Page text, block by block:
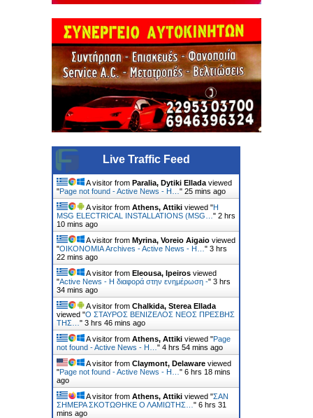
Live Traffic Feed
A visitor from Paralia, Dytiki Ellada viewed
"Page not found - Active News - Η… " 26 mins ago
A visitor from Athens, Attiki viewed "Η
MSG ELECTRICAL INSTALLATIONS (MSG… " 2 hrs
10 mins ago
A visitor from Myrina, Voreio Aigaio viewed
"ΟΙΚΟΝΟΜΙΑ Archives - Active News - Η… " 3 hrs
22 mins ago
A visitor from Eleousa, Ipeiros viewed
"Active News - Η διαφορά στην ενημέρωση -" 3 hrs
34 mins ago
A visitor from Chalkida, Sterea Ellada
viewed "Ο ΣΤΑΥΡΟΣ ΒΕΝΙΖΕΛΟΣ ΝΕΟΣ ΠΡΕΣΒΗΣ
ΤΗΣ… " 3 hrs 46 mins ago
A visitor from Athens, Attiki viewed "Page
not found - Active News - Η… " 4 hrs 54 mins ago
A visitor from Claymont, Delaware viewed
"Page not found - Active News - Η… " 6 hrs 18 mins
ago
A visitor from Athens, Attiki viewed "ΣΑΝ
ΣΗΜΕΡΑ ΣΚΟΤΩΘΗΚΕ Ο ΛΑΜΙΩΤΗΣ… " 6 hrs 31
mins ago